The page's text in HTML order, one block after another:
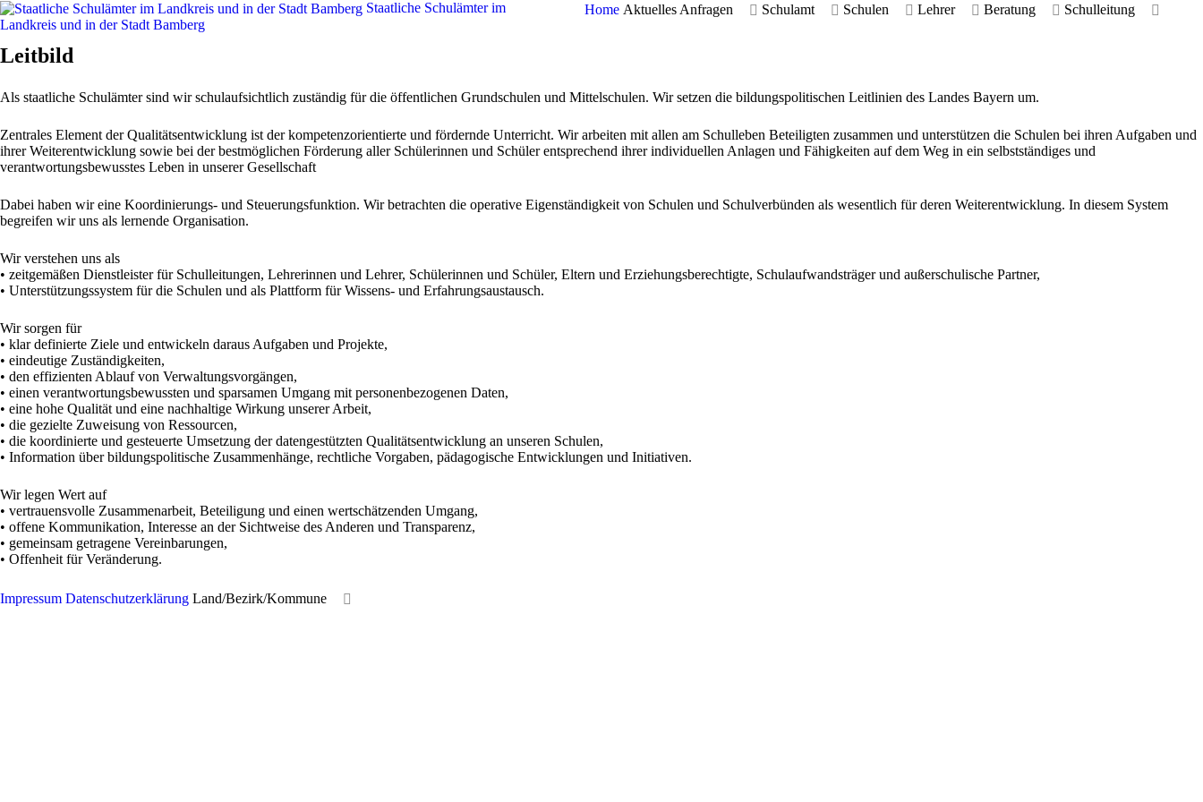
Staatliche Schulämter im
Landkreis und in der Stadt Bamberg
Home Aktuelles Anfragen Schulamt Schulen Lehrer Beratung Schulleitung
Leitbild
Als staatliche Schulämter sind wir schulaufsichtlich zuständig für die öffentlichen Grundschulen und Mittelschulen. Wir setzen die bildungspolitischen Leitlinien des Landes Bayern um.
Zentrales Element der Qualitätsentwicklung ist der kompetenzorientierte und fördernde Unterricht. Wir arbeiten mit allen am Schulleben Beteiligten zusammen und unterstützen die Schulen bei ihren Aufgaben und
ihrer Weiterentwicklung sowie bei der bestmöglichen Förderung aller Schülerinnen und Schüler entsprechend ihrer individuellen Anlagen und Fähigkeiten auf dem Weg in ein selbstständiges und
verantwortungsbewusstes Leben in unserer Gesellschaft
Dabei haben wir eine Koordinierungs- und Steuerungsfunktion. Wir betrachten die operative Eigenständigkeit von Schulen und Schulverbünden als wesentlich für deren Weiterentwicklung. In diesem System
begreifen wir uns als lernende Organisation.
Wir verstehen uns als
• zeitgemäßen Dienstleister für Schulleitungen, Lehrerinnen und Lehrer, Schülerinnen und Schüler, Eltern und Erziehungsberechtigte, Schulaufwandsträger und außerschulische Partner,
• Unterstützungssystem für die Schulen und als Plattform für Wissens- und Erfahrungsaustausch.
Wir sorgen für
• klar definierte Ziele und entwickeln daraus Aufgaben und Projekte,
• eindeutige Zuständigkeiten,
• den effizienten Ablauf von Verwaltungsvorgängen,
• einen verantwortungsbewussten und sparsamen Umgang mit personenbezogenen Daten,
• eine hohe Qualität und eine nachhaltige Wirkung unserer Arbeit,
• die gezielte Zuweisung von Ressourcen,
• die koordinierte und gesteuerte Umsetzung der datengestützten Qualitätsentwicklung an unseren Schulen,
• Information über bildungspolitische Zusammenhänge, rechtliche Vorgaben, pädagogische Entwicklungen und Initiativen.
Wir legen Wert auf
• vertrauensvolle Zusammenarbeit, Beteiligung und einen wertschätzenden Umgang,
• offene Kommunikation, Interesse an der Sichtweise des Anderen und Transparenz,
• gemeinsam getragene Vereinbarungen,
• Offenheit für Veränderung.
Impressum Datenschutzerklärung Land/Bezirk/Kommune